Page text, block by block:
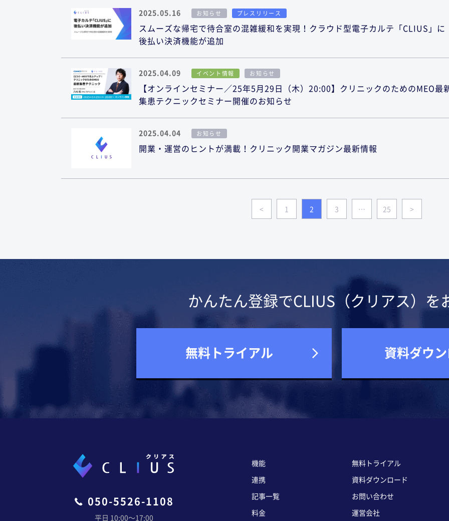
2025.05.16 お知らせ プレスリリース
スムーズな帰宅で待合室の混雑緩和を実現！クラウド型電子カルテ「CLIUS」に
後払い決済機能が追加
2025.04.09 イベント情報 お知らせ
【オンラインセミナー／25年5月29日（木）20:00】クリニックのためのMEO最
集患テクニックセミナー開催のお知らせ
2025.04.04 お知らせ
開業・運営のヒントが満載！クリニック開業マガジン最新情報
< 1 2 3 … 25 >
かんたん登録でCLIUS（クリアス）を
無料トライアル 資料ダウ
050-5526-1108
平日 10:00〜17:00
機能
連携
記事一覧
料金
無料トライアル
資料ダウンロード
お問い合わせ
運営会社